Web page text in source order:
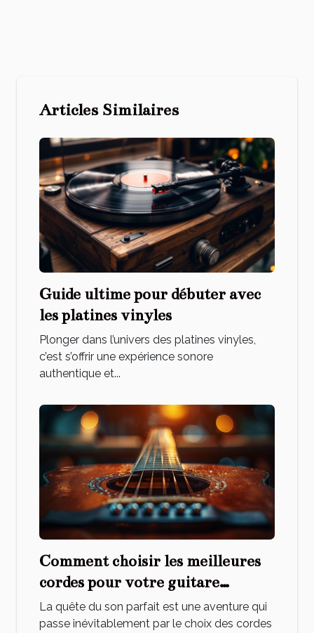
Articles Similaires
Guide ultime pour débuter avec
les platines vinyles
Plonger dans l’univers des platines vinyles,
c’est s’offrir une expérience sonore
authentique et...
Comment choisir les meilleures
cordes pour votre guitare
acoustique
La quête du son parfait est une aventure qui
passe inévitablement par le choix des cordes